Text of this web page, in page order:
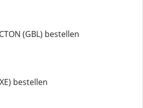
(GBL) bestellen
bestellen